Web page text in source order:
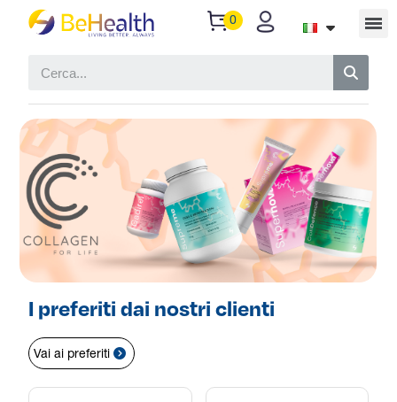
I preferiti dai nostri clienti
Vai ai preferiti